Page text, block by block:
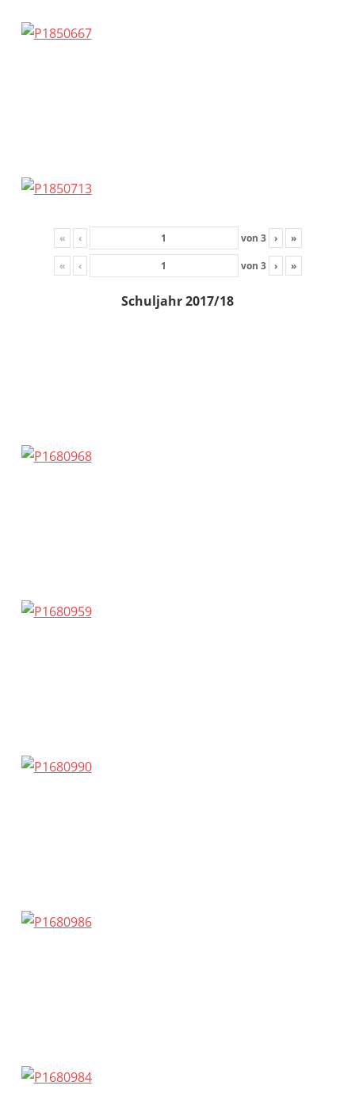
« ‹ von 3 › »
« ‹ von 3 › »
Schuljahr 2017/18